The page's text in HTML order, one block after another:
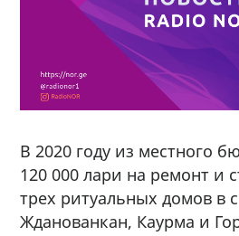
В 2020 году из местного
120 000 лари на ремонт и
трех ритуальных домов в
Жданованкан, Каурма и